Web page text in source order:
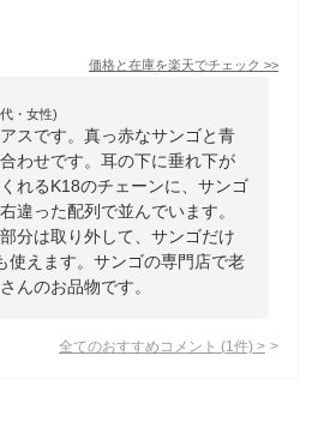
価格と在庫を楽天でチェック >>
・女性)
スです。真っ赤なサンゴと青
わせです。耳の下に垂れ下が
れるK18のチェーンに、サンゴ
違った配列で並んでいます。
分は取り外して、サンゴだけ
使えます。サンゴの専門店で老
んのお品物です。
全てのおすすめコメント (1 件) >